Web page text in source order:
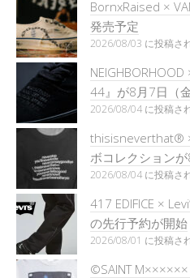
BornxRaised ×
発売予定
2026/08/03 に投稿さ
44』が8月7日（
2026/08/04 に投稿さ
thisisneverthat®
ボコレクション
2026/08/04 に投稿さ
417 EDIFICE ×
の先行予約が開始
2026/08/01 に投稿さ
©SAINT